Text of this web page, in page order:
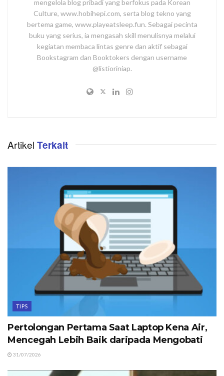
mengelola blog pribadi yang berfokus pada Korean
Culture, www.hobihepi.com, serta blog tekno yang
bertema game, www.playeatsleep.fun. Sebagai pecinta
buku yang serius, ia mengasah skill menulisnya melalui
kegiatan membaca lintas genre dan aktif sebagai
Bookstagram dan Booktokers dengan username
@listioriniap.
Artikel Terkait
TIPS
Pertolongan Pertama Saat Laptop Kena Air,
Mencegah Lebih Baik daripada Mengobati
31/07/2026